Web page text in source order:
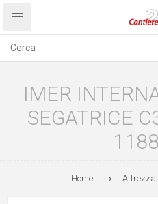
IMER
SEGATRICE
Home